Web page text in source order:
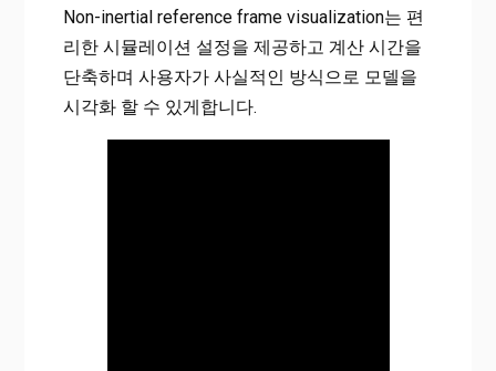
Non-inertial reference frame visualization는 편
리한 시뮬레이션 설정을 제공하고 계산 시간을
단축하며 사용자가 사실적인 방식으로 모델을
시각화 할 수 있게합니다.